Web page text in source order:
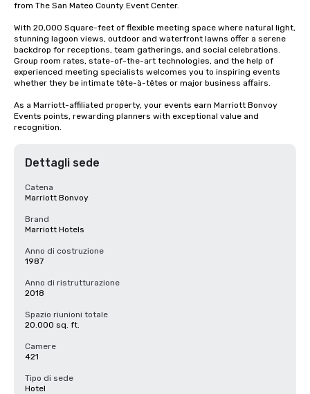
from The San Mateo County Event Center.
With 20,000 Square-feet of flexible meeting space where natural light,
stunning lagoon views, outdoor and waterfront lawns offer a serene
backdrop for receptions, team gatherings, and social celebrations.
Group room rates, state-of-the-art technologies, and the help of
experienced meeting specialists welcomes you to inspiring events
whether they be intimate tête-à-têtes or major business affairs.
As a Marriott-affiliated property, your events earn Marriott Bonvoy
Events points, rewarding planners with exceptional value and
recognition.
Dettagli sede
Catena
Marriott Bonvoy
Brand
Marriott Hotels
Anno di costruzione
1987
Anno di ristrutturazione
2018
Spazio riunioni totale
20.000 sq. ft.
Camere
421
Tipo di sede
Hotel